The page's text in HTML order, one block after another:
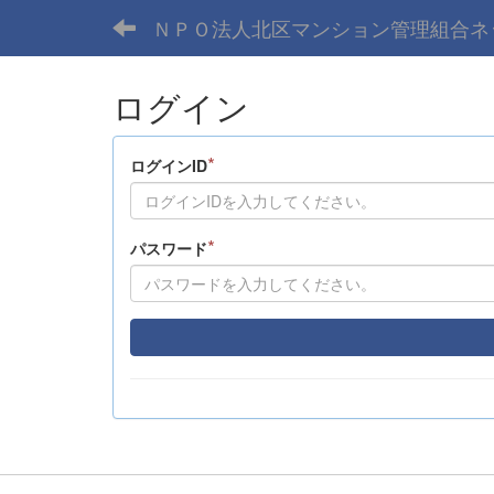
ＮＰＯ法人北区マンション管理組合
ログイン
ログインID*
パスワード*